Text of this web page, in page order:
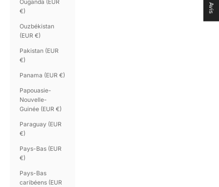
Ouganda (EUR
€)
Ouzbékistan
(EUR €)
Pakistan (EUR
€)
Panama (EUR €)
Papouasie-
Nouvelle-
Guinée (EUR €)
Paraguay (EUR
€)
Pays-Bas (EUR
€)
Pays-Bas
caribéens (EUR
Avis